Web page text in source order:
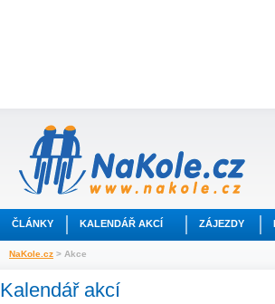
ČLÁNKY KALENDÁŘ AKCÍ ZÁJEZDY
NaKole.cz > Akce
Kalendář akcí